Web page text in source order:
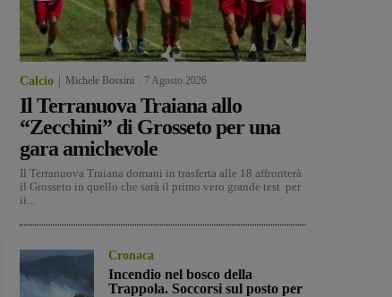
Calcio Michele Bossini 7 Agosto 2026
Il Terranuova Traiana allo
“Zecchini” di Grosseto per una
gara amichevole
Il Terranuova Traiana domani in trasferta alle 18 affronterà
il Grosseto in quello che sarà il primo vero grande test per
ii...
Cronaca
Incendio nel bosco della
Trappola. Soccorsi sul posto per